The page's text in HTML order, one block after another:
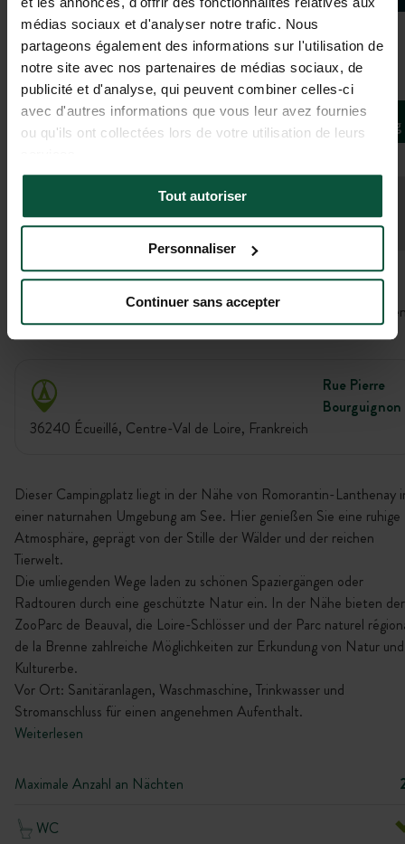
médias sociaux et d'analyser notre trafic. Nous
partageons également des informations sur l'utilisation de
notre site avec nos partenaires de médias sociaux, de
publicité et d'analyse, qui peuvent combiner celles-ci
avec d'autres informations que vous leur avez fournies
ou qu'ils ont collectées lors de votre utilisation de leurs
Tout autoriser
Personnaliser
Continuer sans accepter
Galerie
Camping La Potinière
Écueillé, Centre-Val de Loire, Frankreich
30. April 2026 - 13. September 2026
In der Nähe von Aktivitäten, unberührten oder historischen
Rue Pierre
Bourguignon
36240 Écueillé, Centre-Val de Loire, Frankreich
Dieser Campingplatz liegt in der Nähe von Romorantin-Lanthenay
einer naturnahen Umgebung am See. Hier genießen Sie eine ruhige
Atmosphäre, geprägt von der Stille der Wälder und der reichen
Tierwelt.
Die umliegenden Wege laden zu schönen Spaziergängen oder
Radtouren durch eine geschützte Natur ein. In der Nähe bieten der
ZooParc de Beauval, die Loire-Schlösser und der Parc naturel
de la Brenne zahlreiche Möglichkeiten zur Erkundung von Natur und
Kulturerbe.
Vor Ort: Sanitäranlagen, Waschmaschine, Trinkwasser und
Stromanschluss für einen angenehmen Aufenthalt.
Weiterlesen
Maximale Anzahl an Nächten
WC